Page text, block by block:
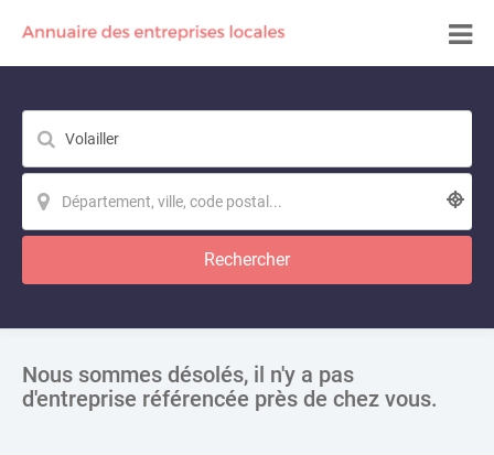
Rechercher
Nous sommes désolés, il n'y a pas
d'entreprise référencée près de chez vous.